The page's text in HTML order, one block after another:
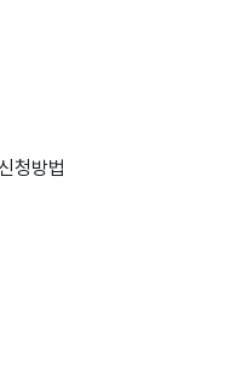
청방법